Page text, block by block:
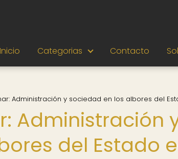
Inicio Categorias Contacto
Administración y sociedad en los albores del
Administración
del Estado